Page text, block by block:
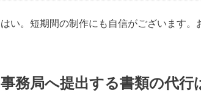
はい。短期間の制作にも自信がございます。
事務局へ提出する書類の代行